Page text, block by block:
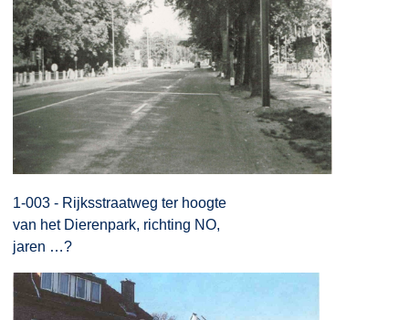
1-003 - Rijksstraatweg ter hoogte
van het Dierenpark, richting NO,
jaren …?